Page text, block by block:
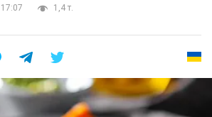
1,4 т.